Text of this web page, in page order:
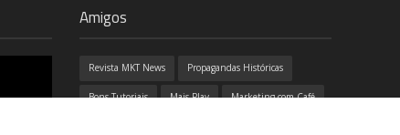
Amigos
Revista MKT News Propagandas Históricas
Bons Tutoriais Mais Play Marketing com Café